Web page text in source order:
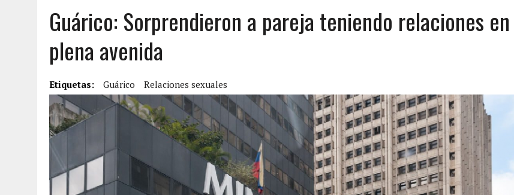
3 AGOSTO, 2026 |
LA INCREÍBLE FORMA EN LA QUE SOBREVIVIÓ UN HOMBRE Y SU FAMILIA TRAS LOS TERREMOTOS: CAYERON DESDE EL PISO NUEVE DEL
EDIFICIO PETUNIA
7 AGOSTO, 2026
FUGA DE GAS GENERÓ EXPLOSIÓN EN LOCAL COMERCIAL DE CHACAO
7 AGOSTO, 2026 | YARACUY: ASESINARON DOS HOMBRES EL MISMO DÍA EN SECTORES VECINOS
7 AGOSTO, 2026 | LOCALIZARON CUERPO DE ‘LA SEÑORA DE LAS UÑAS BONITAS’ 42 DÍAS DESPUÉS DE LOS TERREMOTOS EN LA GUAIRA
Guárico: Sorprendieron a pareja teniendo relaciones en
plena avenida
Etiquetas: Guárico Relaciones sexuales